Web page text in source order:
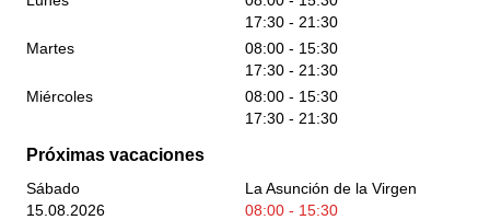
17:30 - 21:30
Martes
08:00 - 15:30
17:30 - 21:30
Miércoles
08:00 - 15:30
17:30 - 21:30
Próximas vacaciones
Sábado
La Asunción de la Virgen
15.08.2026
08:00 - 15:30